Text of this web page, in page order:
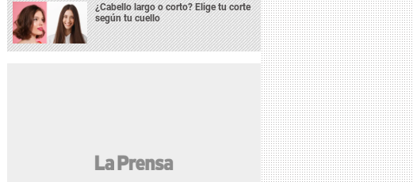
¿Cabello largo o corto? Elige tu corte
según tu cuello